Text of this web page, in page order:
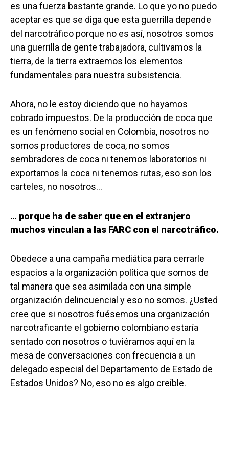
es una fuerza bastante grande. Lo que yo no puedo
aceptar es que se diga que esta guerrilla depende
del narcotráfico porque no es así, nosotros somos
una guerrilla de gente trabajadora, cultivamos la
tierra, de la tierra extraemos los elementos
fundamentales para nuestra subsistencia.
Ahora, no le estoy diciendo que no hayamos
cobrado impuestos. De la producción de coca que
es un fenómeno social en Colombia, nosotros no
somos productores de coca, no somos
sembradores de coca ni tenemos laboratorios ni
exportamos la coca ni tenemos rutas, eso son los
carteles, no nosotros…
… porque ha de saber que en el extranjero
muchos vinculan a las FARC con el narcotráfico.
Obedece a una campaña mediática para cerrarle
espacios a la organización política que somos de
tal manera que sea asimilada con una simple
organización delincuencial y eso no somos. ¿Usted
cree que si nosotros fuésemos una organización
narcotraficante el gobierno colombiano estaría
sentado con nosotros o tuviéramos aquí en la
mesa de conversaciones con frecuencia a un
delegado especial del Departamento de Estado de
Estados Unidos? No, eso no es algo creíble.